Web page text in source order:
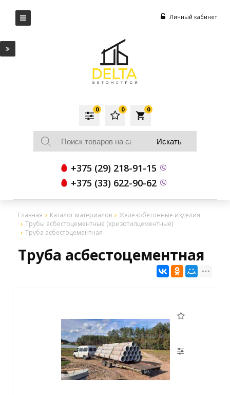
Личный кабинет
local_grocery_store
0
0
0
+375 (29) 218-91-15
+375 (33) 622-90-62
Главная Каталог материалов
Железобетонные изделия
Трубы асбестоцементные (хризотилцементные)
Труба асбестоцементная
Труба асбестоцементная